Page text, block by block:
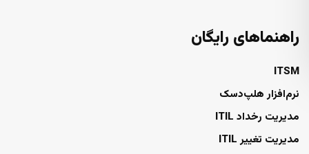
راهنماهای رایگان
ITSM
نرم‌افزار هلپ‌دسک
مدیریت رخداد ITIL
مدیریت تغییر ITIL